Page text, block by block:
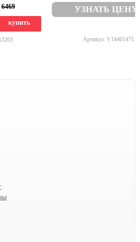
6469
купить
УЗНАТЬ ЦЕНУ
Артикул: V14401471